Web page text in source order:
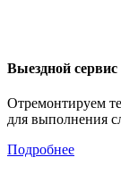
Выездной
Отремонтируем
для выполнения
Подробнее